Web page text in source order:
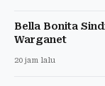
Bella Bonita
Warganet
20 jam lalu